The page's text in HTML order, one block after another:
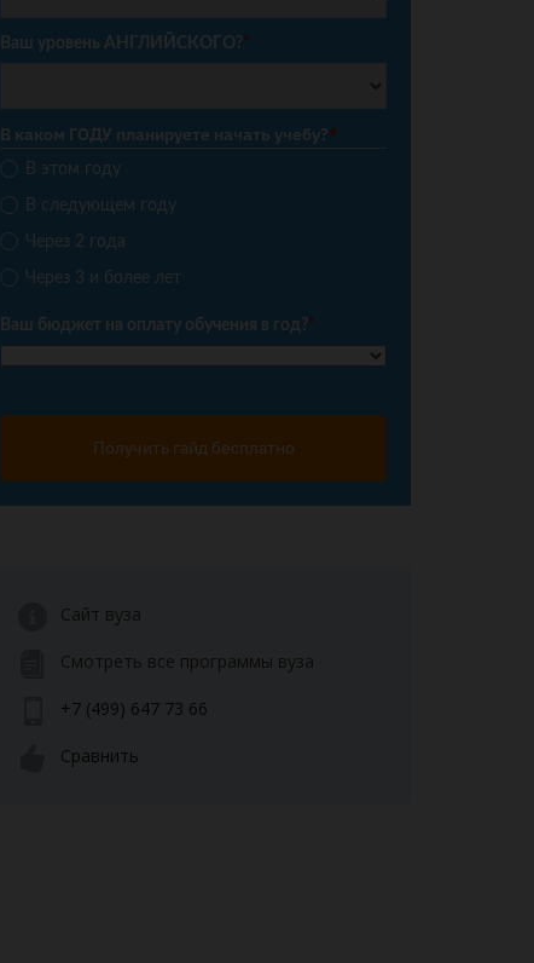
Ваш уровень АНГЛИЙСКОГО?*
В каком ГОДУ планируете начать учебу?*
В этом году
В следующем году
Через 2 года
Через 3 и более лет
Ваш бюджет на оплату обучения в год?*
Получить гайд бесплатно
Сайт вуза
Смотреть все программы вуза
+7 (499) 647 73 66
Сравнить